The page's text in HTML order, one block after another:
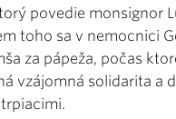
povedie monsignor
toho sa v nemocnici
za pápeža, počas
vzájomná solidarita a